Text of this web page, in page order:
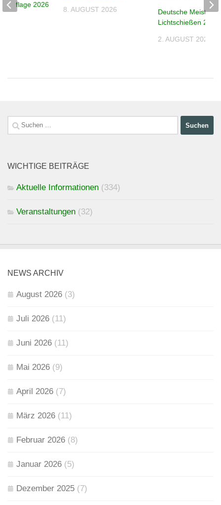
8. AUGUST 2026
Deutsche
Lichtschießen 2026
2. AUGUST 2026
– Auflage 2026
Suchen
nach:
WICHTIGE BEITRÄGE
Aktuelle Informationen (334)
Veranstaltungen (32)
NEWS ARCHIV
August 2026 (3)
Juli 2026 (11)
Juni 2026 (11)
Mai 2026 (9)
April 2026 (7)
März 2026 (11)
Februar 2026 (8)
Januar 2026 (5)
Dezember 2025 (7)